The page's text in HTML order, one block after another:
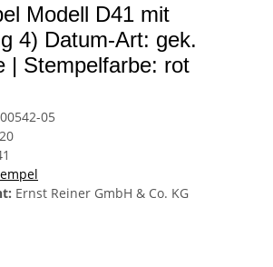
Modell D41 mit
4) Datum-Art: gek.
| Stempelfarbe: rot
05
Ernst Reiner GmbH & Co. KG